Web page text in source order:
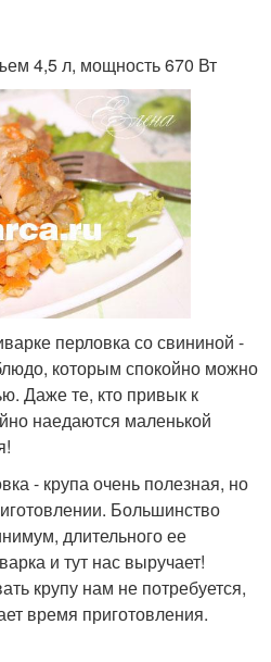
4,5 л, мощность 670 Вт
перловка со свининой -
которым спокойно можно
Даже те, кто привык к
наедаются маленькой
- крупа очень полезная, но
Большинство
длительного ее
и тут нас выручает!
крупу нам не потребуется,
время приготовления.